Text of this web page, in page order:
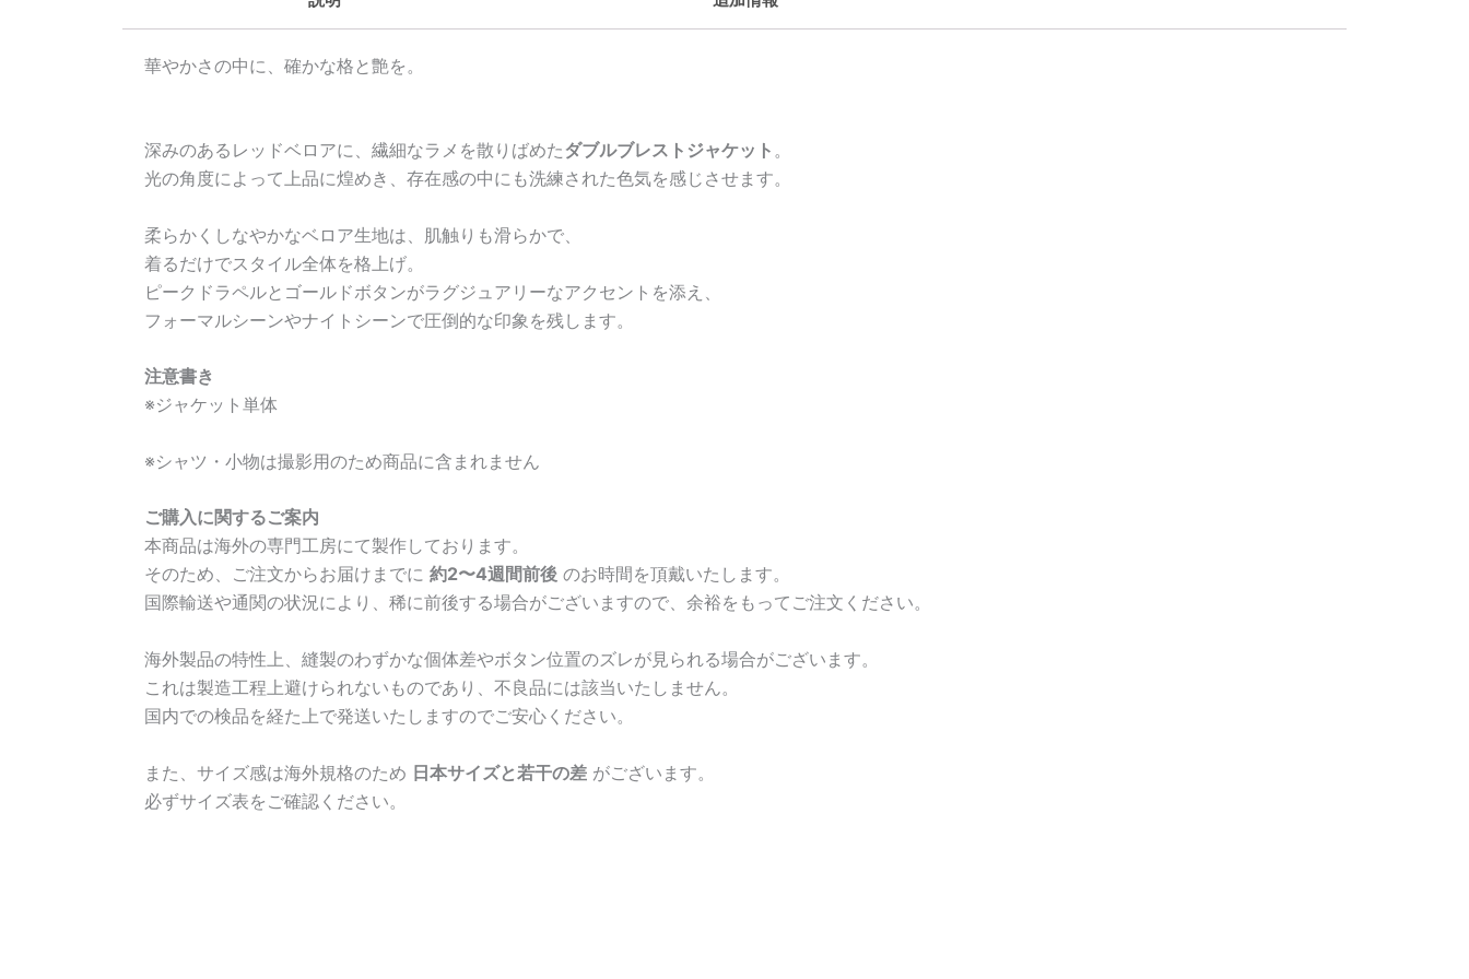
華やかさの中に、確かな格と艶を。
深みのあるレッドベロアに、繊細なラメを散りばめた ダブルブレストジャケット 。
光の角度によって上品に煌めき、存在感の中にも洗練された色気を感じさせます。
柔らかくしなやかなベロア生地は、肌触りも滑らかで、
着るだけでスタイル全体を格上げ。
ピークドラペルとゴールドボタンがラグジュアリーなアクセントを添え、
フォーマルシーンやナイトシーンで圧倒的な印象を残します。
注意書き
※ジャケット単体
※シャツ・小物は撮影用のため商品に含まれません
ご購入に関するご案内
本商品は海外の専門工房にて製作しております。
そのため、ご注文からお届けまでに 約2〜4週間前後 のお時間を頂戴いたします。
国際輸送や通関の状況により、稀に前後する場合がございますので、余裕をもってご注文ください。
海外製品の特性上、縫製のわずかな個体差やボタン位置のズレが見られる場合がございます。
これは製造工程上避けられないものであり、不良品には該当いたしません。
国内での検品を経た上で発送いたしますのでご安心ください。
また、サイズ感は海外規格のため 日本サイズと若干の差 がございます。
必ずサイズ表をご確認ください。